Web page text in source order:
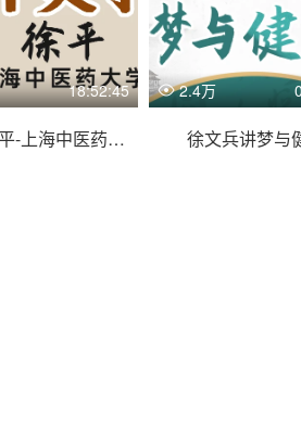
18:52:45
针灸学-徐平-上海中医药大学
2.4万
徐文兵讲梦与